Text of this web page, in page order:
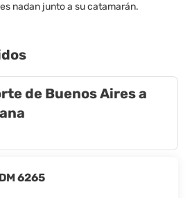
de Buenos Aires a
6265